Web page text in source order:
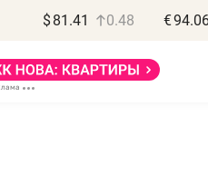
$ 81.41 0.48 €